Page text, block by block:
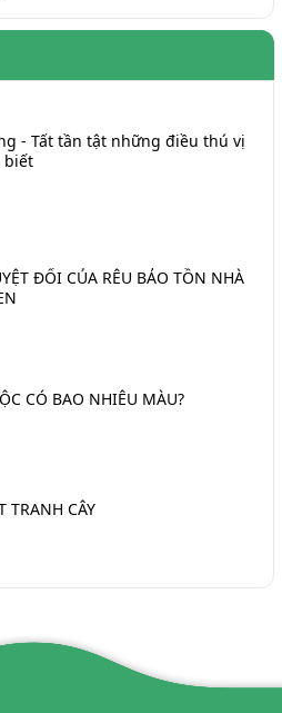
thú vị
biết
ĐỐI CỦA RÊU BẢO TỒN NHÀ
CÓ BAO NHIÊU MÀU?
TRANH CÂY